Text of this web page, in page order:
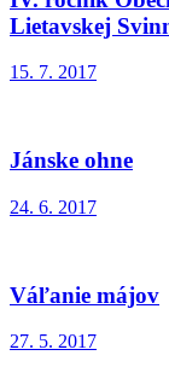
Lietavskej
15. 7. 2017
Jánske ohne
24. 6. 2017
Váľanie májov
27. 5. 2017